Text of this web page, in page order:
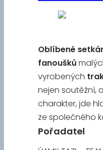
Oblíbené
fanoušků
vyrobených
nejen soutěžní,
charakter, jde
ze společného
Pořadatel